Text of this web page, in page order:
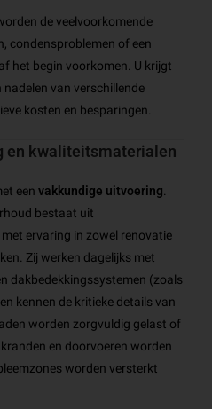
de veelvoorkomende
condensproblemen of een
het begin voorkomen. U krijgt
van verschillende
kosten en besparingen.
en kwaliteitsmaterialen
eenvakkundige uitvoering.
bestaat uit
ervaring in zowel renovatie
Zij werken dagelijks met
dakbedekkingssystemen (zoals
kennen de kritieke details van
worden zorgvuldig gelast of
en doorvoeren worden
worden versterkt